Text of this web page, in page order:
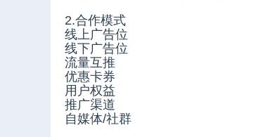
2.合作模式
线上广告位
线下广告位
流量互推
优惠卡券
用户权益
推广渠道
自媒体/社群